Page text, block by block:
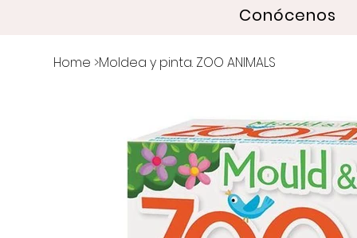
Conócenos
Home >Moldea y pinta. ZOO ANIMALS